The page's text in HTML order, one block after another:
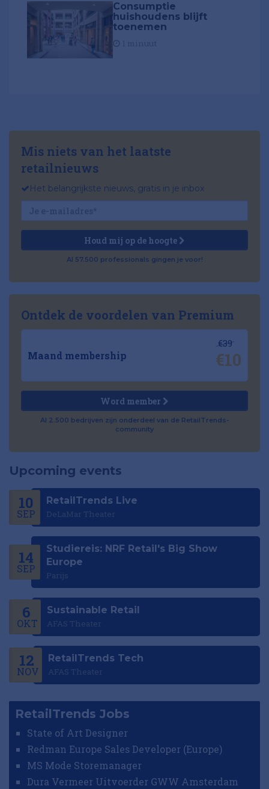
Consumptie
huishoudens blijft
toenemen
Mis niets van het laatste
retailnieuws
Het belangrijkste nieuws, gratis in je inbox
Houd mij op de hoogte
Al 57.500 professionals gingen je voor!
Ontdek de voordelen van Premium
Maand membership
€39
€10
Word member
Al 2.500 bedrijven zijn onderdeel van de RetailTrends-
community
Upcoming events
10
SEP
RetailTrends Live
DeLaMar Theater
14
SEP
Studiereis: NRF Retail's Big Show
Europe
Parijs
6
OKT
Sustainable Retail
AFAS Theater
12
NOV
RetailTrends Tech
AFAS Theater
RetailTrends Jobs
State of Art Designer
Redman Europe Sales Developer (Europe)
MS Mode Storemanager
Dura Vermeer Uitvoerder GWW Amsterdam